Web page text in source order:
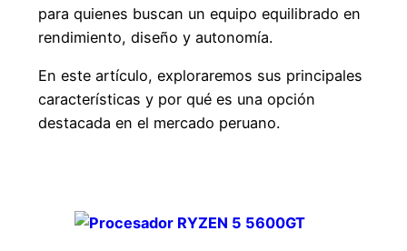
para quienes buscan un equipo equilibrado en
rendimiento, diseño y autonomía.
En este artículo, exploraremos sus principales
características y por qué es una opción
destacada en el mercado peruano.